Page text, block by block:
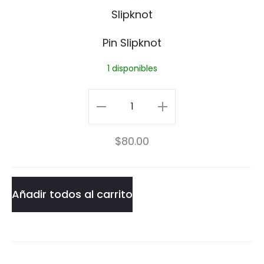
S
l
p
k
n
t
Pin Slipknot
1 disponibles
Pin
Slipknot
cantidad
$80.00
Añadir todos al carrito